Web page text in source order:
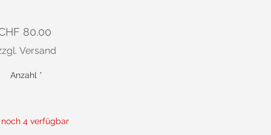
80.00
Versand
Anzahl *
4 verfügbar